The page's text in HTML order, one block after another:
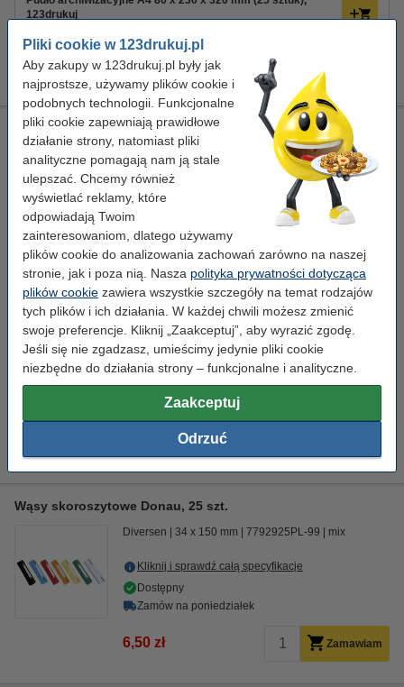
Pliki cookie w 123drukuj.pl
Aby zakupy w 123drukuj.pl były jak
najprostsze, używamy plików cookie i
podobnych technologii. Funkcjonalne
pliki cookie zapewniają prawidłowe
działanie strony, natomiast pliki
analityczne pomagają nam ją stale
ulepszać. Chcemy również
wyświetlać reklamy, które
odpowiadają Twoim
zainteresowaniom, dlatego używamy
plików cookie do analizowania zachowań zarówno na naszej
stronie, jak i poza nią. Nasza polityka prywatności dotycząca
plików cookie zawiera wszystkie szczegóły na temat rodzajów
tych plików i ich działania. W każdej chwili możesz zmienić
swoje preferencje. Kliknij „Zaakceptuj”, aby wyrazić zgodę.
Jeśli się nie zgadzasz, umieścimy jedynie pliki cookie
niezbędne do działania strony – funkcjonalne i analityczne.
Zaakceptuj
Odrzuć
123drukuj
Dziurkacz biurowy czarny (30 kartek), 123drukuj
14,90 zł
Wąsy skoroszytowe czarne, 123drukuj (100 sztuk)
123drukuj paski szybkiego mocowania czarny
Kliknij i sprawdź całą specyfikacje
Zamów na poniedziałek
Wskazówka: zamów
Papier ksero A4 80 g/m2 (500 szt.), 123drukuj
23,00 zł
Pudło archiwizacyjne A4 80 x 230 x 320 mm (25 sztuk),
Dziurkacz biurowy czarny (30 kartek), 123drukuj
Wąsy skoroszytowe Donau, 25 szt.
Diversen 34 x 150 mm 7792925PL-99 mix
Kliknij i sprawdź całą specyfikacje
Dostępny
Zamów na poniedziałek
6,50 zł Zamawiam